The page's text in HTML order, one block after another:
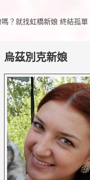
？就找虹橋新娘 終結孤
烏茲別克新娘